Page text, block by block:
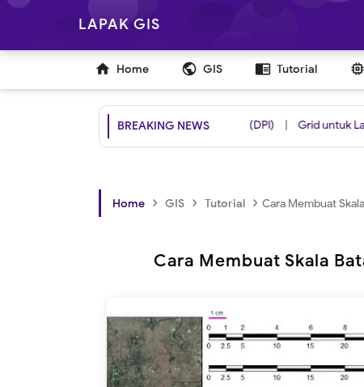
LAPAK GIS
 Home public GIS chrome_reader_mode Tutorial 
BREAKING NEWS
Shapefile Daerah Penangkapan Ikan (DPI) Grid untuk Layout
Home › GIS › Tutorial › Cara Membuat
Cara Membuat Skala